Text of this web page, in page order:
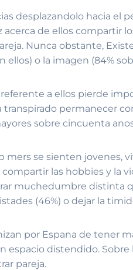
desplazandolo hacia el
de ellos compartir
Nunca obstante,
o la imagen (84%
a ellos pierde
transpirado permanecer
sobre cincuenta
mers se sienten jovenes,
las hobbies y la
muchedumbre distinta
(46%) o dejar la
por Espana de tener
espacio distendido. Sobre
pareja.